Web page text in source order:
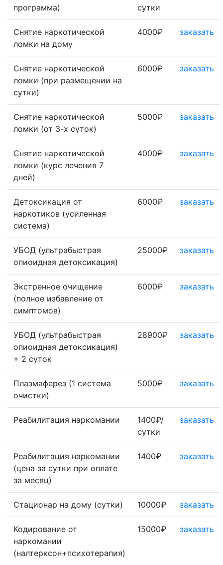
программа)
сутки
Снятие наркотической
ломки на дому
4000₽ заказать
Снятие наркотической
ломки (при размещении на
сутки)
6000₽ заказать
Снятие наркотической
ломки (от 3-х суток)
5000₽ заказать
Снятие наркотической
ломки (курс лечения 7
дней)
4000₽ заказать
Детоксикация от
наркотиков (усиленная
система)
6000₽ заказать
УБОД (ультрабыстрая
опиоидная детоксикация)
25000₽ заказать
Экстренное очищение
(полное избавление от
симптомов)
6000₽ заказать
УБОД (ультрабыстрая
опиоидная детоксикация)
+ 2 суток
28900₽ заказать
Плазмаферез (1 система
очистки)
5000₽ заказать
Реабилитация наркомании
1400₽/
сутки
заказать
Реабилитация наркомании
(цена за сутки при оплате
за месяц)
1400₽ заказать
Стационар на дому (сутки) 10000₽ заказать
Кодирование от
наркомании
(налтерксон+психотерапия)
15000₽ заказать